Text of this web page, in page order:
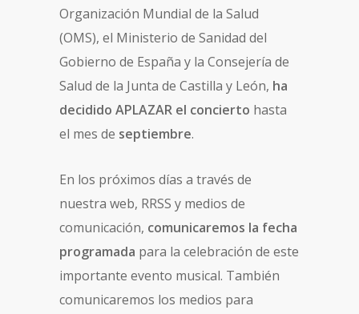
Organización Mundial de la Salud
(OMS), el Ministerio de Sanidad del
Gobierno de España y la Consejería de
Salud de la Junta de Castilla y León, ha
decidido APLAZAR el concierto hasta
el mes de septiembre.
En los próximos días a través de
nuestra web, RRSS y medios de
comunicación, comunicaremos la fecha
programada para la celebración de este
importante evento musical. También
comunicaremos los medios para